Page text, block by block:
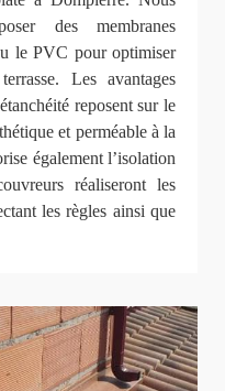
des membranes
le PVC pour optimiser
Les avantages
reposent sur le
et perméable à la
également l’isolation
réaliseront les
les règles ainsi que